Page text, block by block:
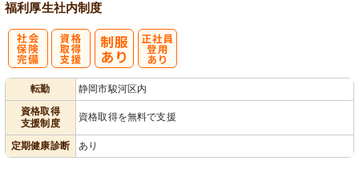
福利厚生社内制度
転勤
静岡市駿河区内
資格取得
支援制度
資格取得を無料で支援
定期健康診断 あり